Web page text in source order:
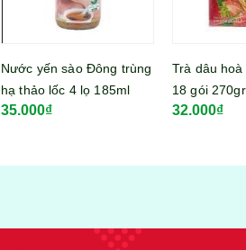
Nước yến sào Đông trùng
hạ thảo lốc 4 lọ 185ml
35.000₫
Trà dâu
18 gói
32.000₫